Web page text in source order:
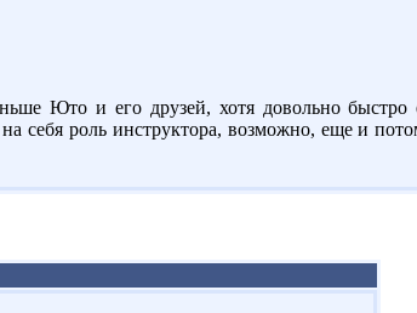
Юто и его друзей, хотя довольно
себя роль инструктора, возможно, еще и